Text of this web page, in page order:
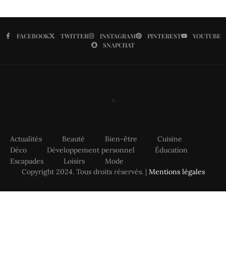
FACEBOOK TWITTER INSTAGRAM PINTEREST
YOUTUBE
SNAPCHAT
Actualités Beauté Bien-être
Cuisine
Déco
Développement personnel
Éducation
Escapades
Loisirs
Mode
Copyright 2024. Tous droits réservés. | Mentions légales